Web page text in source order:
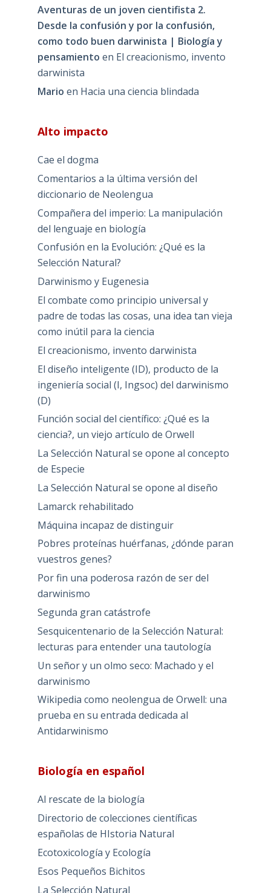
Aventuras de un joven cientifista 2.
Desde la confusión y por la confusión,
como todo buen darwinista | Biología y
pensamiento en El creacionismo, invento
darwinista
Mario en Hacia una ciencia blindada
Alto impacto
Cae el dogma
Comentarios a la última versión del
diccionario de Neolengua
Compañera del imperio: La manipulación
del lenguaje en biología
Confusión en la Evolución: ¿Qué es la
Selección Natural?
Darwinismo y Eugenesia
El combate como principio universal y
padre de todas las cosas, una idea tan vieja
como inútil para la ciencia
El creacionismo, invento darwinista
El diseño inteligente (ID), producto de la
ingeniería social (I, Ingsoc) del darwinismo
(D)
Función social del científico: ¿Qué es la
ciencia?, un viejo artículo de Orwell
La Selección Natural se opone al concepto
de Especie
La Selección Natural se opone al diseño
Lamarck rehabilitado
Máquina incapaz de distinguir
Pobres proteínas huérfanas, ¿dónde paran
vuestros genes?
Por fin una poderosa razón de ser del
darwinismo
Segunda gran catástrofe
Sesquicentenario de la Selección Natural:
lecturas para entender una tautología
Un señor y un olmo seco: Machado y el
darwinismo
Wikipedia como neolengua de Orwell: una
prueba en su entrada dedicada al
Antidarwinismo
Biología en español
Al rescate de la biología
Directorio de colecciones científicas
españolas de HIstoria Natural
Ecotoxicología y Ecología
Esos Pequeños Bichitos
La Selección Natural